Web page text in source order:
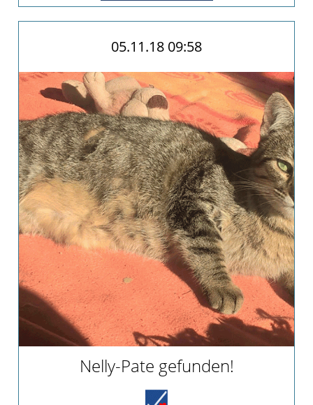
2018
2017
Ziele
Team
Vereinssatzung
Kontakt
Pate
05.11.18 09:58
Nelly-Pate gefunden!